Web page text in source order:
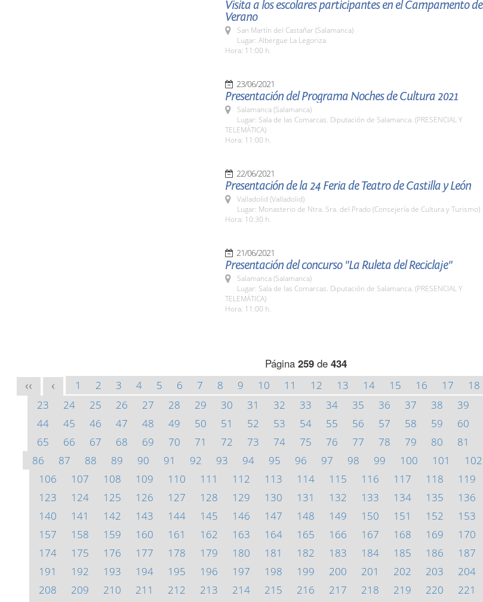
Visita a los escolares participantes en el Campamento de
Verano
San Martín del Castañar (Salamanca)
Lugar: Albergue La Legoriza
Hora: 11:00 h.
23/06/2021
Presentación del Programa Noches de Cultura 2021
Salamanca (Salamanca)
Lugar: Sala de las Comarcas. Diputación de Salamanca. (PRESENCIAL Y
TELEMÁTICA)
Hora: 11:00 h.
22/06/2021
Presentación de la 24 Feria de Teatro de Castilla y León
Valladolid (Valladolid)
Lugar: Monasterio de Ntra. Sra. del Prado (Consejería de Cultura y Turismo)
Hora: 10:30 h.
21/06/2021
Presentación del concurso "La Ruleta del Reciclaje"
Salamanca (Salamanca)
Lugar: Sala de las Comarcas. Diputación de Salamanca. (PRESENCIAL Y
TELEMÁTICA)
Hora: 11:00 h.
Página 259de 434
<< < 1 2 3 4 5 6 7 8 9 10 11 12 13 14 15 16 17 18
23
24 25 26 27 28 29 30 31 32 33 34 35 36 37 38 39
44
45 46 47 48 49 50 51 52 53 54 55 56 57 58 59 60
65
66 67 68 69 70 71 72 73 74 75 76 77 78 79 80 81
86
87 88 89 90 91 92 93 94 95 96 97 98 99 100 101 102
106
107 108 109 110 111 112 113 114 115 116 117 118 119
123
124 125 126 127 128 129 130 131 132 133 134 135 136
140
141 142 143 144 145 146 147 148 149 150 151 152 153
157
158 159 160 161 162 163 164 165 166 167 168 169 170
174
175 176 177 178 179 180 181 182 183 184 185 186 187
191
192 193 194 195 196 197 198 199 200 201 202 203 204
208
209 210 211 212 213 214 215 216 217 218 219 220 221